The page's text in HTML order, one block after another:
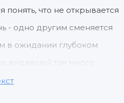
понять, что не открывается
- одно другим сменяется
в ожидании глубоком
видавшей так много